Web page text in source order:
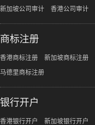
新加坡公司审计 香港公司审计
商标注册
香港商标注册 新加坡商标注册
马德里商标注册
银行开户
香港银行开户 新加坡银行开户